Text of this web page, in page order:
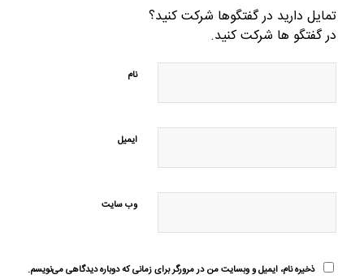
تمایل دارید در گفتگوها شرکت کنید؟
در گفتگو ها شرکت کنید.
نام
ایمیل
وب‌ سایت
ذخیره نام، ایمیل و وبسایت من در مرورگر برای زمانی که دوباره دیدگاهی می‌نویسم.